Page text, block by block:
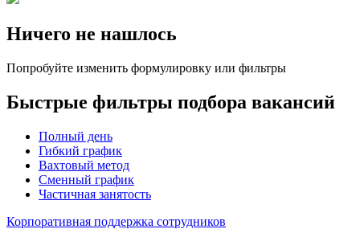
Ничего не нашлось
Попробуйте изменить формулировку или фильтры
Быстрые фильтры подбора вакансий
Полный день
Гибкий график
Вахтовый метод
Сменный график
Частичная занятость
Корпоративная поддержка сотрудников